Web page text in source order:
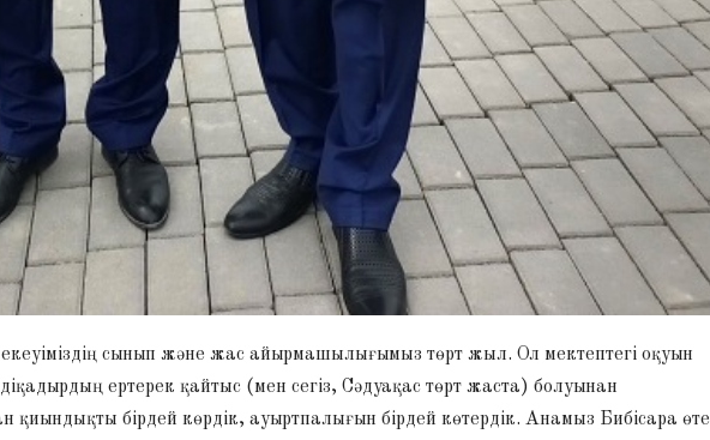
сынып және жас айырмашылығымыз төрт жыл. Ол мектептегі оқуын
ертерек қайтыс (мен сегіз, Сәдуақас төрт жаста) болуынан
қиындықты бірдей көрдік, ауыртпалығын бірдей көтердік. Анамыз Бибісара өте